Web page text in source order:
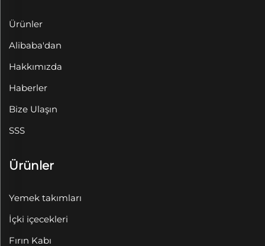
Ürünler
Alibaba'dan
Hakkımızda
Haberler
Bize Ulaşın
SSS
Ürünler
Yemek takımları
İçki içecekleri
Fırın Kabı